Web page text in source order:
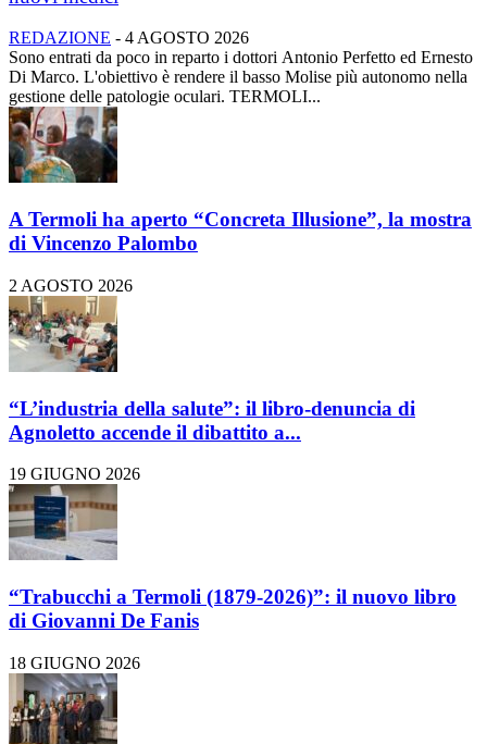
REDAZIONE - 4 AGOSTO 2026
Sono entrati da poco in reparto i dottori Antonio Perfetto ed Ernesto
Di Marco. L'obiettivo è rendere il basso Molise più autonomo nella
gestione delle patologie oculari. TERMOLI...
A Termoli ha aperto “Concreta Illusione”, la mostra
di Vincenzo Palombo
2 AGOSTO 2026
“L’industria della salute”: il libro-denuncia di
Agnoletto accende il dibattito a...
19 GIUGNO 2026
“Trabucchi a Termoli (1879-2026)”: il nuovo libro
di Giovanni De Fanis
18 GIUGNO 2026